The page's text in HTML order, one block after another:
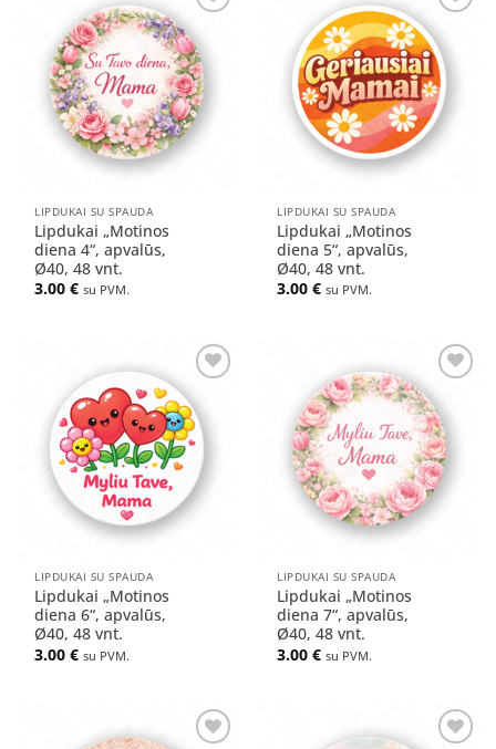
Pridėti
į norų
sąrašą
LIPDUKAI SU SPAUDA
Lipdukai „Motinos
diena 4“, apvalūs,
Ø40, 48 vnt.
3.00€ su PVM.
Pridėti
į norų
sąrašą
LIPDUKAI SU SPAUDA
Lipdukai „Motinos
diena 5“, apvalūs,
Ø40, 48 vnt.
3.00€ su PVM.
Pridėti
į norų
sąrašą
LIPDUKAI SU SPAUDA
Lipdukai „Motinos
diena 6“, apvalūs,
Ø40, 48 vnt.
3.00€ su PVM.
Pridėti
į norų
sąrašą
LIPDUKAI SU SPAUDA
Lipdukai „Motinos
diena 7“, apvalūs,
Ø40, 48 vnt.
3.00€ su PVM.